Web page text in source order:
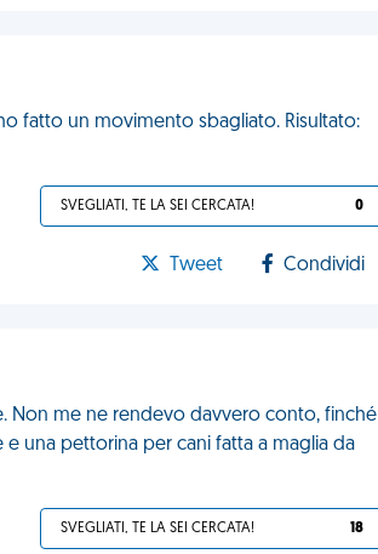
fatto un movimento sbagliato. Risultato:
SVEGLIATI, TE LA SEI CERCATA! 0
Tweet Condividi
Non me ne rendevo davvero conto, finché
una pettorina per cani fatta a maglia da
SVEGLIATI, TE LA SEI CERCATA! 18